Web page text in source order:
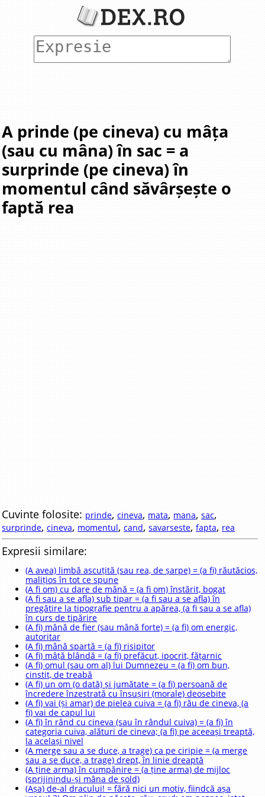
A prinde (pe cineva) cu mâța
(sau cu mâna) în sac = a
surprinde (pe cineva) în
momentul când săvârșește o
faptă rea
Cuvinte folosite: prinde,cineva, mata, mana,sac,
surprinde,cineva, momentul,cand,savarseste,fapta, rea
Expresii similare:
(A avea) limbă ascuțită (sau rea, de șarpe) = (a fi) răutăcios,
malițios în tot ce spune
(A fi om) cu dare de mână = (a fi om) înstărit, bogat
(A fi sau a se afla) sub tipar = (a fi sau a se afla) în
pregătire la tipografie pentru a apărea, (a fi sau a se afla)
în curs de tipărire
(A fi) mână de fier (sau mână forte) = (a fi) om energic,
autoritar
(A fi) mână spartă = (a fi) risipitor
(A fi) mâță blândă = (a fi) prefăcut, ipocrit, fățarnic
(A fi) omul (sau om al) lui Dumnezeu = (a fi) om bun,
cinstit, de treabă
(A fi) un om (o dată) și jumătate = (a fi) persoană de
încredere înzestrată cu însușiri (morale) deosebite
(A fi) vai (și amar) de pielea cuiva = (a fi) rău de cineva, (a
fi) vai de capul lui
(A fi) în rând cu cineva (sau în rândul cuiva) = (a fi) în
categoria cuiva, alături de cineva; (a fi) pe aceeași treaptă,
la același nivel
(A merge sau a se duce, a trage) ca pe ciripie = (a merge
sau a se duce, a trage) drept, în linie dreaptă
(A ține arma) în cumpănire = (a ține arma) de mijloc
(sprijinindu-și mâna de șold)
(Așa) de-al dracului! = fără nici un motiv, fiindcă așa